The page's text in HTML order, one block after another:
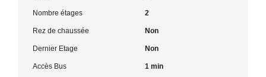
Nombre étages 2
Rez de chaussée Non
Dernier Etage Non
Accès Bus 1 min